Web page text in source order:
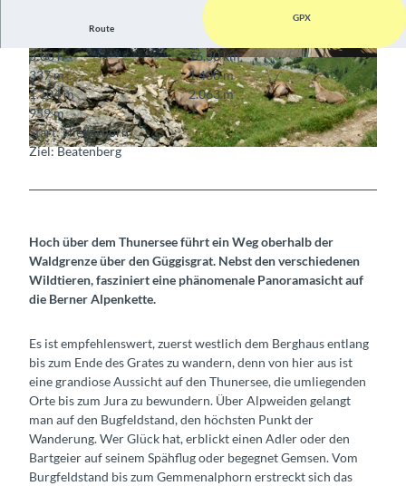
© Berner Wanderwege, Berner Wanderwege
© Berner Wanderwege © Berner Wanderwege
Route
GPX
5:00 h
16,30 km
337 m
1.400 m
1.104 m
2.063 m
959 m
Start: Niederhorn
Ziel: Beatenberg
Hoch über dem Thunersee führt ein Weg oberhalb der
Waldgrenze über den Güggisgrat. Nebst den verschiedenen
Wildtieren, fasziniert eine phänomenale Panoramasicht auf
die Berner Alpenkette.
Es ist empfehlenswert, zuerst westlich dem Berghaus entlang
bis zum Ende des Grates zu wandern, denn von hier aus ist
eine grandiose Aussicht auf den Thunersee, die umliegenden
Orte bis zum Jura zu bewundern. Über Alpweiden gelangt
man auf den Bugfeldstand, den höchsten Punkt der
Wanderung. Wer Glück hat, erblickt einen Adler oder den
Bartgeier auf seinem Spähflug oder begegnet Gemsen. Vom
Burgfeldstand bis zum Gemmenalphorn erstreckt sich das